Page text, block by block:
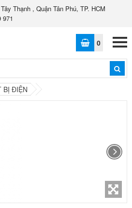
Thạnh , Quận Tân Phú, TP. HCM
971
0
BỊ ĐIỆN